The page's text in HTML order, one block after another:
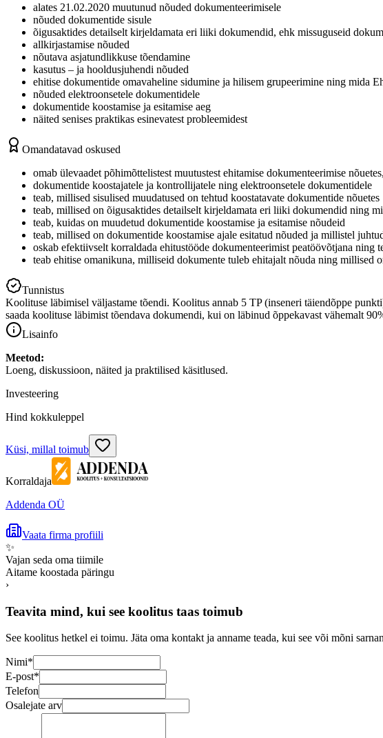
alates 21.02.2020 muutunud nõuded dokumenteerimisele
nõuded dokumentide sisule
õigusaktides detailselt kirjeldamata eri liiki dokumendid, ehk missuguseid
allkirjastamise nõuded
nõutava asjatundlikkuse tõendamine
kasutus – ja hooldusjuhendi nõuded
ehitise dokumentide omavaheline sidumine ja hilisem grupeerimine ning mida
nõuded elektroonsetele dokumentidele
dokumentide koostamise ja esitamise aeg
näited senises praktikas esinevatest probleemidest
Omandatavad oskused
omab ülevaadet põhimõttelistest muutustest ehitamise dokumenteerimise
dokumentide koostajatele ja kontrollijatele ning elektroonsetele dokumentidele
teab, millised sisulised muudatused on tehtud koostatavate dokumentide nõuetes
teab, millised on õigusaktides detailselt kirjeldamata eri liiki dokumendid ning
teab, kuidas on muudetud dokumentide koostamise ja esitamise nõudeid
teab, millised on dokumentide koostamise ajale esitatud nõuded ja millistel
oskab efektiivselt korraldada ehitustööde dokumenteerimist peatöövõtjana
teab ehitise omanikuna, milliseid dokumente tuleb ehitajalt nõuda ning millised
Tunnistus
Koolituse läbimisel väljastame tõendi. Koolitus annab 5 TP (inseneri täiendõppe
saada koolituse läbimist tõendava dokumendi, kui on läbinud õppekavast vähemalt
Lisainfo
Meetod:
Loeng, diskussioon, näited ja praktilised käsitlused.
Investeering
Hind kokkuleppel
Küsi, millal toimub
Korraldaja
Addenda OÜ
Vaata firma profiili
✨
Vajan seda oma tiimile
Aitame koostada päringu
›
Teavita mind, kui see koolitus taas toimub
See koolitus hetkel ei toimu. Jäta oma kontakt ja anname teada, kui see või mõni
Nimi*
E-post*
Telefon
Osalejate arv